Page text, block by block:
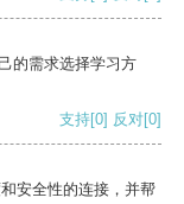
的需求选择学习方
支持[0] 反对[0]
安全性的连接，并帮